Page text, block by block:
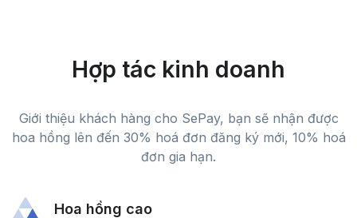
Hợp tác kinh doanh
Giới thiệu khách hàng cho SePay, bạn sẽ nhận được
hoa hồng lên đến 30% hoá đơn đăng ký mới, 10% hoá
đơn gia hạn.
Hoa hồng cao